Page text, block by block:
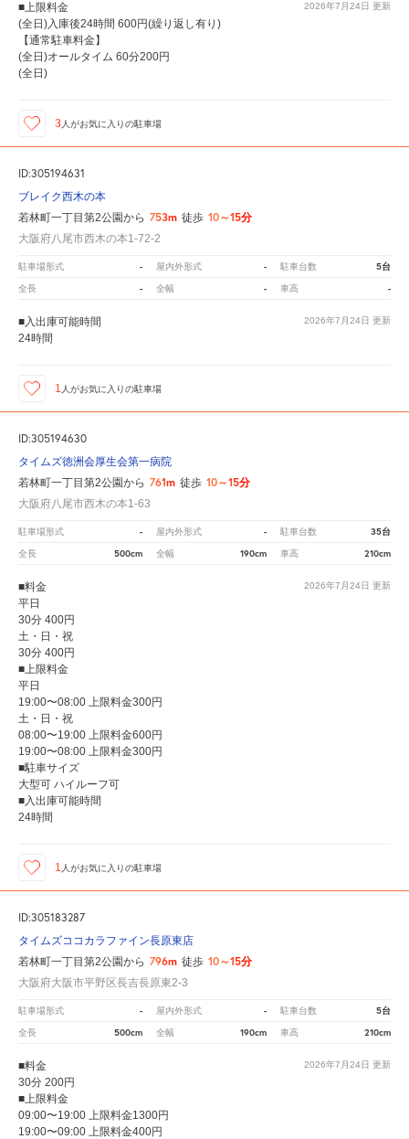
2026年7月24日 更新
■上限料金
(全日)入庫後24時間 600円(繰り返し有り)
【通常駐車料金】
(全日)オールタイム 60分200円
(全日)
3人がお気に入りの駐車場
ID:305194631
ブレイク西木の本
若林町一丁目第2公園から 753m 徒歩 10～15分
大阪府八尾市西木の本1-72-2
駐車場形式 - 屋内外形式 - 駐車台数 5台
全長 - 全幅 - 車高 -
2026年7月24日 更新
■入出庫可能時間
24時間
1 人がお気に入りの駐車場
ID:305194630
タイムズ徳洲会厚生会第一病院
若林町一丁目第2公園から 761m 徒歩 10～15分
大阪府八尾市西木の本1-63
駐車場形式 - 屋内外形式 - 駐車台数 35台
全長 500cm 全幅 190cm 車高 210cm
2026年7月24日 更新
■料金
平日
30分 400円
土・日・祝
30分 400円
■上限料金
平日
19:00〜08:00 上限料金300円
土・日・祝
08:00〜19:00 上限料金600円
19:00〜08:00 上限料金300円
■駐車サイズ
大型可 ハイルーフ可
■入出庫可能時間
24時間
1 人がお気に入りの駐車場
ID:305183287
タイムズココカラファイン長原東店
若林町一丁目第2公園から 796m 徒歩 10～15分
大阪府大阪市平野区長吉長原東2-3
駐車場形式 - 屋内外形式 - 駐車台数 5台
全長 500cm 全幅 190cm 車高 210cm
2026年7月24日 更新
■料金
30分 200円
■上限料金
09:00〜19:00 上限料金1300円
19:00〜09:00 上限料金400円